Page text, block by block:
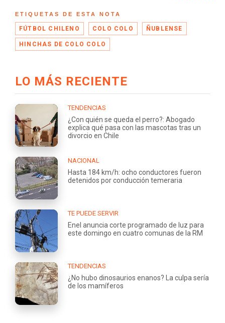
ETIQUETAS DE ESTA NOTA
FÚTBOL CHILENO COLO COLO ÑUBLENSE
HINCHAS DE COLO COLO
LO MÁS RECIENTE
TENDENCIAS
¿Con quién se queda el perro?: Abogado
explica qué pasa con las mascotas tras un
divorcio en Chile
NACIONAL
Hasta 184 km/h: ocho conductores fueron
detenidos por conducción temeraria
TE PUEDE SERVIR
Enel anuncia corte programado de luz para
este domingo en cuatro comunas de la RM
TENDENCIAS
¿No hubo dinosaurios enanos? La culpa sería
de los mamíferos